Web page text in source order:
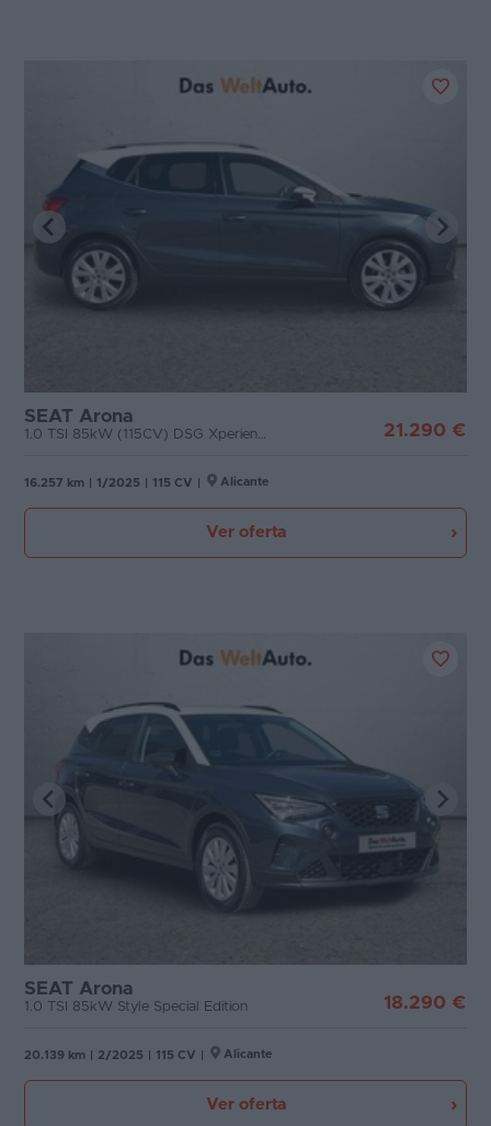
SEAT Arona
1.0 TSI 85kW (115CV) DSG Xperience XM 21.290 €
16.257 km 1/2025 115 CV Alicante
Ver oferta
SEAT Arona
1.0 TSI 85kW Style Special Edition 18.290 €
20.139 km 2/2025 115 CV Alicante
Ver oferta